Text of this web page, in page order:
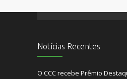
Notícias Recentes